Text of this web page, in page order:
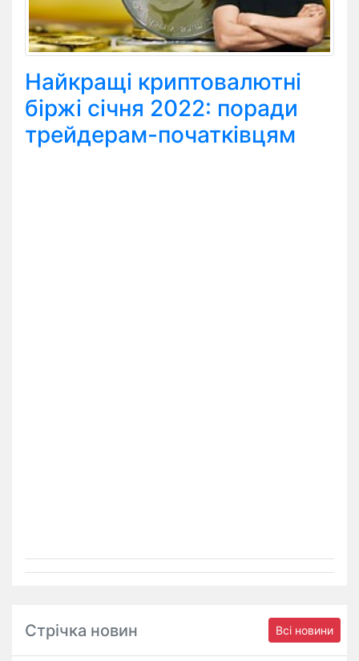
Найкращі криптовалютні
біржі січня 2022: поради
трейдерам-початківцям
Стрічка новин Всі новини